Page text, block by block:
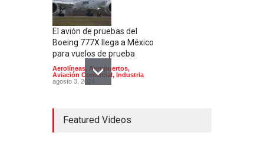
El avión de pruebas del
Boeing 777X llega a México
para vuelos de prueba
Aerolíneas, Aeropuertos,
Aviación Comercial, Industria
agosto 3, 2024
Featured Videos